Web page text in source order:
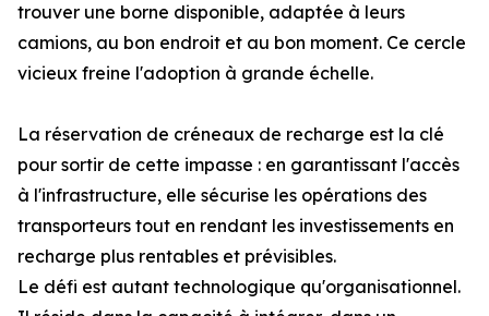
trouver une borne disponible, adaptée à leurs
camions, au bon endroit et au bon moment. Ce cercle
vicieux freine l'adoption à grande échelle.
La réservation de créneaux de recharge est la clé
pour sortir de cette impasse : en garantissant l'accès
à l'infrastructure, elle sécurise les opérations des
transporteurs tout en rendant les investissements en
recharge plus rentables et prévisibles.
Le défi est autant technologique qu'organisationnel.